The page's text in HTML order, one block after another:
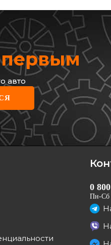
HAZELL
грн
грн
авто
0
Пн-Сб